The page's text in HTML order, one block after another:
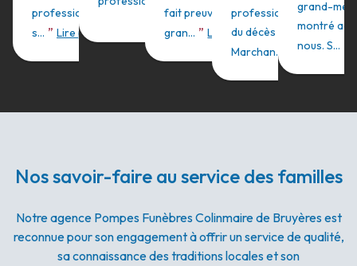
professionnalisme,
s... ” Lire plus
fait preuve d'un
gran... ” Lire plus
professionnalisme lors
du décès de Mme
Marchan...
Lire plus
grand-
montré
nous. S...
Nos savoir-faire au service des familles
Notre agence Pompes Funèbres Colinmaire de Bruyères est
reconnue pour son engagement à offrir un service de qualité,
sa connaissance des traditions locales et son